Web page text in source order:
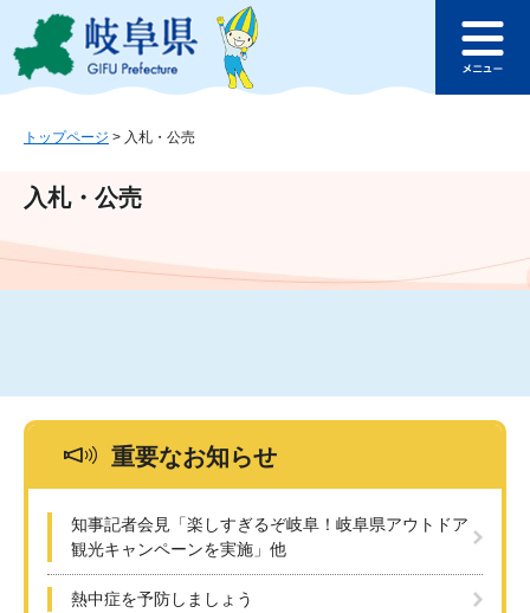
ジ
ュ
文
このページの本文へ
ュ
トップページ > 入札・公売
入札・公売
重要なお知らせ
知事記者会見「楽しすぎるぞ岐阜！岐阜県アウトドア
観光キャンペーンを実施」他
熱中症を予防しましょう